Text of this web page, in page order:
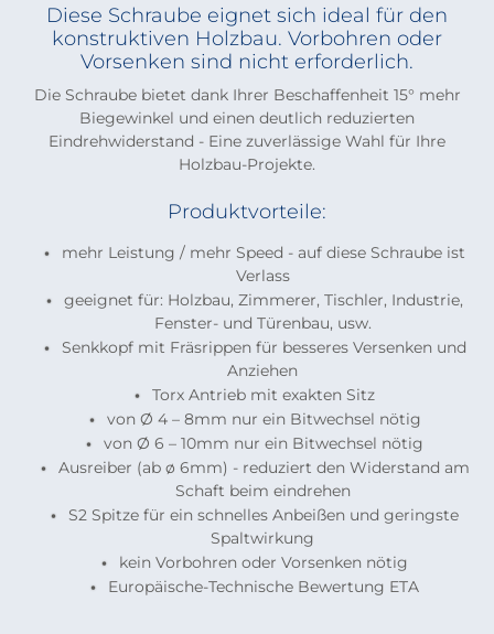
Diese Schraube eignet sich ideal für den
konstruktiven Holzbau. Vorbohren oder
Vorsenken sind nicht erforderlich.
Die Schraube bietet dank Ihrer Beschaffenheit 15° mehr
Biegewinkel und einen deutlich reduzierten
Eindrehwiderstand - Eine zuverlässige Wahl für Ihre
Holzbau-Projekte.
Produktvorteile:
mehr Leistung / mehr Speed - auf diese Schraube ist
Verlass
geeignet für: Holzbau, Zimmerer, Tischler, Industrie,
Fenster- und Türenbau, usw.
Senkkopf mit Fräsrippen für besseres Versenken und
Anziehen
Torx Antrieb mit exakten Sitz
von Ø 4 – 8mm nur ein Bitwechsel nötig
von Ø 6 – 10mm nur ein Bitwechsel nötig
Ausreiber (ab ø 6mm) - reduziert den Widerstand am
Schaft beim eindrehen
S2 Spitze für ein schnelles Anbeißen und geringste
Spaltwirkung
kein Vorbohren oder Vorsenken nötig
Europäische-Technische Bewertung ETA